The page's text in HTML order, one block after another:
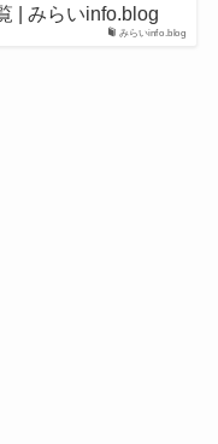
みらいinfo.blog
| みらいinfo.blog